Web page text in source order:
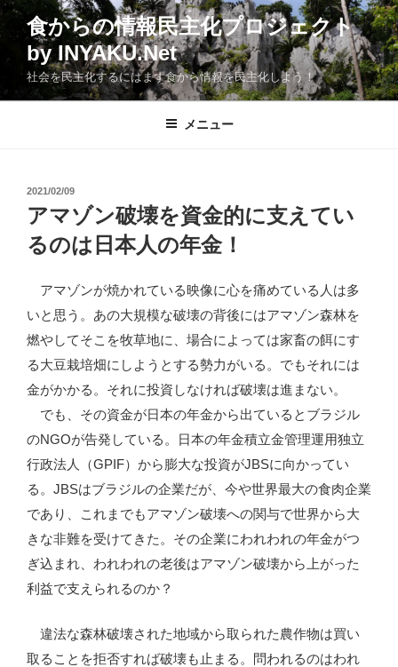
コ
食からの情報民主化プロジェクト
by INYAKU.Net
社会を民主化するにはまず食から情報を民主化しよう！
メニュー
投
稿
日:
2021/02/09
アマゾン破壊を資金的に支えてい
るのは日本人の年金！
アマゾンが焼かれている映像に心を痛めている人は多
いと思う。あの大規模な破壊の背後にはアマゾン森林を
燃やしてそこを牧草地に、場合によっては家畜の餌にす
る大豆栽培畑にしようとする勢力がいる。でもそれには
金がかかる。それに投資しなければ破壊は進まない。
でも、その資金が日本の年金から出ているとブラジル
のNGOが告発している。日本の年金積立金管理運用独立
行政法人（GPIF）から膨大な投資がJBSに向かってい
る。JBSはブラジルの企業だが、今や世界最大の食肉企業
であり、これまでもアマゾン破壊への関与で世界から大
きな非難を受けてきた。その企業にわれわれの年金がつ
ぎ込まれ、われわれの老後はアマゾン破壊から上がった
利益で支えられるのか？
違法な森林破壊された地域から取られた農作物は買い
取ることを拒否すれば破壊も止まる。問われるのはわれ